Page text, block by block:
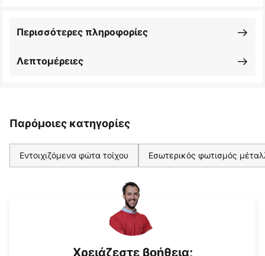
Λεπτομέρειες
Περισσότερες πληροφορίες
Παρόμοιες κατηγορίες
Εντοιχιζόμενα φώτα τοίχου Εσωτερικός φωτισμός
Χρειάζεστε βοήθεια;